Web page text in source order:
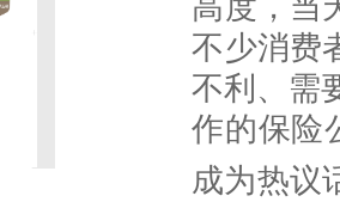
高度，当
不少消费
不利、需
作的保险
成为热议